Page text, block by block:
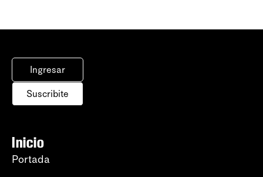
Ingresar
Suscribite
Inicio
Portada